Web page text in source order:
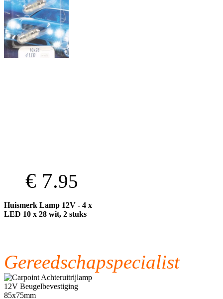
€ 7.95
Huismerk Lamp 12V - 4 x
LED 10 x 28 wit, 2 stuks
Gereedschapspecialist